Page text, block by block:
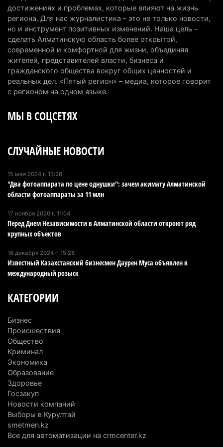
В Талгарском районе загорелись строительные
отходы: пожар охватил 300 квадратных метров
карьера
7 августа 2026 г. 09:52
Жители Алматы и Алматинской области смогут
увидеть долги своего дома в квитанциях за свет
В Алматинской области отменили приговор за
последнее слово
Проезд по БАКАД резко подорожал: в
Алматинской области начали действовать новые
6 августа 2026 г. 14:36
сборы в Алматинскую область
первоклассников начнут учить искусственному
интеллекту
6 августа 2026 г. 10:47
Казахстанцы назвали доход, при котором не
считают себя бедными
6 августа 2026 г. 09:52
Пожар в Аксайском ущелье под Алматы
полностью ликвидирован спустя три дня
6 августа 2026 г. 08:51
достижениях и проблемах, которые влияют на жизнь
региона. Для нас журналистика – это не только новости,
но и инструмент позитивных изменений. Наша цель –
сделать Алматинскую область более открытой,
современной и комфортной для жизни, объединяя
жителей, представителей власти, бизнеса и
гражданского общества вокруг общих ценностей и
реальных дел. «Пятый регион» – медиа, которое говорит
с регионом на одном языке.
МЫ В СОЦСЕТЯХ
СЛУЧАЙНЫЕ НОВОСТИ
15 мая 2024 г. 13:26
"Два фотоаппарата по цене однушки": зачем акимату Алматинской
области фотоаппараты за 11 млн
17 ноября 2020 г. 11:04
Перед Днем Независимости в Алматинской области откроют ряд
крупных объектов
18 декабря 2024 г. 15:28
Известный Казахстанский бизнесмен Даурен Муса объявлен в
международный розыск
КАТЕГОРИИ
Бизнес
Происшествия
Общество
Криминал
Экономика
Образование
Здоровье
Госзакуп
Новости компаний
Выборы в Курултай
smetmen.kz
Все для автоматизации на crmcenter.kz